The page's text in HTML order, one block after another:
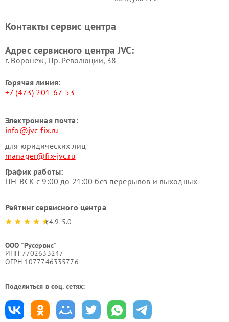
Контакты сервис центра
Адрес сервисного центра JVC:
г. Воронеж, Пр. Революции, 38
Горячая линия:
+7 (473) 201-67-53
Электронная почта:
info@jvc-fix.ru
для юридических лиц
manager@fix-jvc.ru
График работы:
ПН-ВСК с 9:00 до 21:00 без перерывов и выходных
Рейтинг сервисного центра
4.9-5.0
ООО "Русервис"
ИНН 7702633247
ОГРН 1077746335776
Поделиться в соц. сетях: